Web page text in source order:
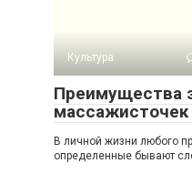
Культура
Преимущества
массажисточек
В личной жизни любого
определенные бывают